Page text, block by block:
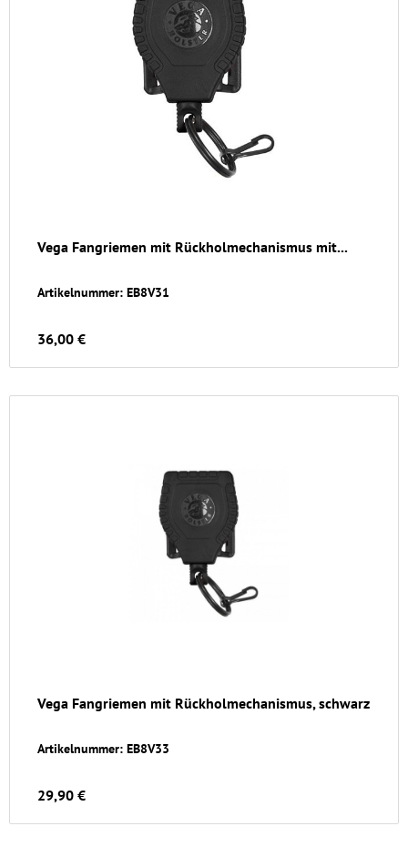
Vega Fangriemen mit Rückholmechanismus mit...
Artikelnummer: EB8V31
36,00 €
Vega Fangriemen mit Rückholmechanismus, schwarz
Artikelnummer: EB8V33
29,90 €